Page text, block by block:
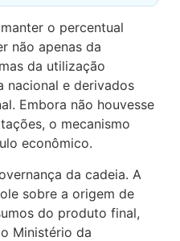
o percentual
não apenas da
da utilização
nacional e derivados
Embora não houvesse
o mecanismo
econômico.
da cadeia. A
sobre a origem de
do produto final,
Ministério da